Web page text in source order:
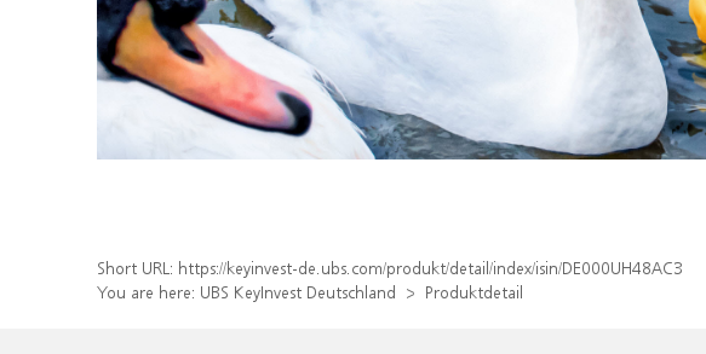
Short URL: https://keyinvest-de.ubs.com/produkt/detail/index/isin/DE000UH48AC3
You are here: UBS KeyInvest Deutschland Produktdetail